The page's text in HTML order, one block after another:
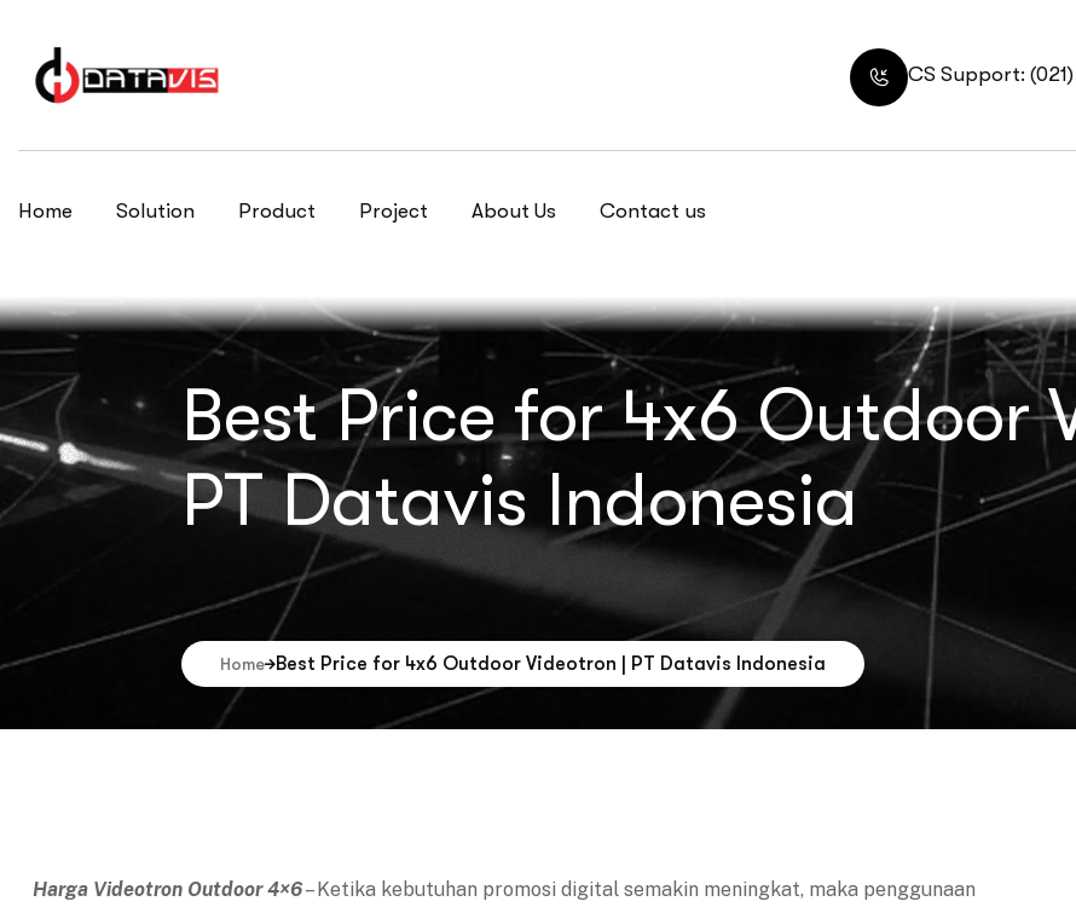
CS Support:
Home Solution Product Project About Us Contact us
Best Price for 4x6 Outdoor
PT Datavis Indonesia
Home Best Price for 4x6 Outdoor Videotron | PT Datavis Indonesia
Harga Videotron Outdoor 4×6– Ketika kebutuhan promosi digital semakin meningkat, maka penggunaan